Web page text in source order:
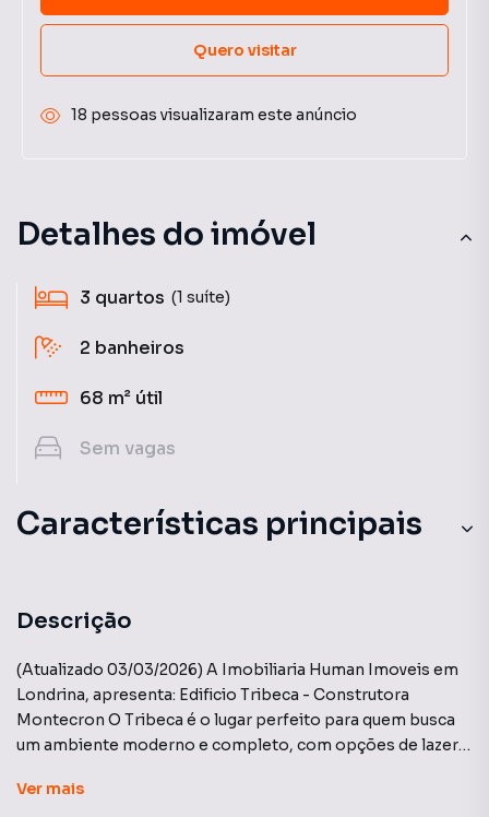
Detalhes do imóvel
3 quartos (1 suíte)
2 banheiros
68 m² útil
Sem vagas
Características principais
Descrição
(Atualizado 03/03/2026) A Imobiliaria Human Imoveis em
Londrina, apresenta: Edificio Tribeca - Construtora
Montecron O Tribeca é o lugar perfeito para quem busca
um ambiente moderno e completo, com opções de lazer
unidades disponiveis na planta de 55m² com 2 dormitórios
Ver mais
Quero visitar
18 pessoas visualizaram este anúncio